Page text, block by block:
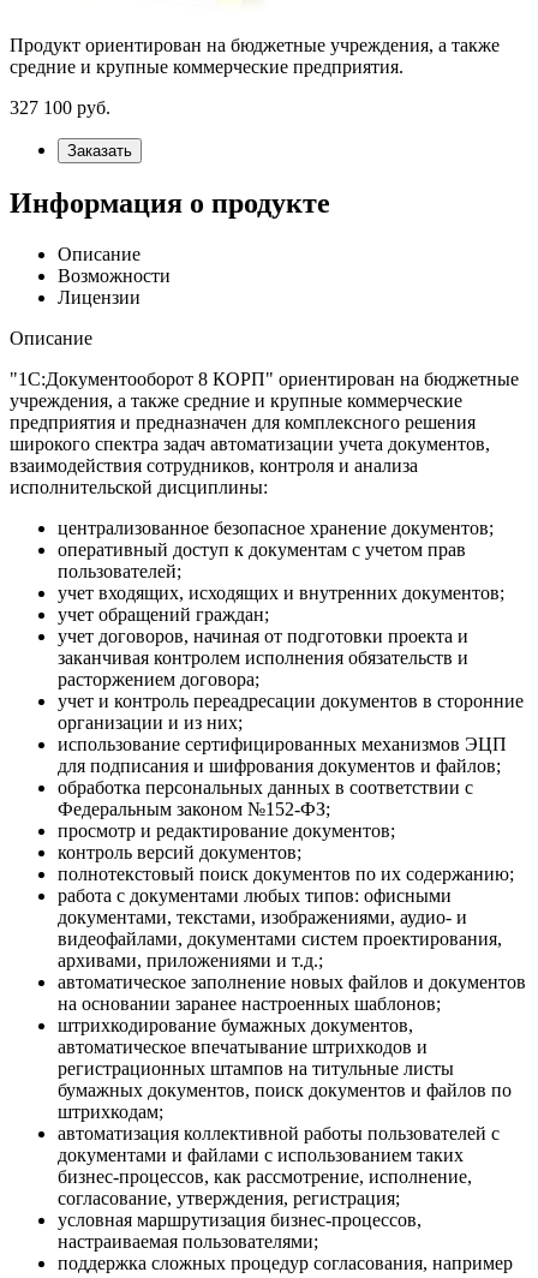
Продукт ориентирован на бюджетные учреждения, а также
средние и крупные коммерческие предприятия.
327 100 руб.
Заказать
Информация о продукте
Описание
Возможности
Лицензии
Описание
"1С:Документооборот 8 КОРП" ориентирован на бюджетные
учреждения, а также средние и крупные коммерческие
предприятия и предназначен для комплексного решения
широкого спектра задач автоматизации учета документов,
взаимодействия сотрудников, контроля и анализа
исполнительской дисциплины:
централизованное безопасное хранение документов;
оперативный доступ к документам с учетом прав
пользователей;
учет входящих, исходящих и внутренних документов;
учет обращений граждан;
учет договоров, начиная от подготовки проекта и
заканчивая контролем исполнения обязательств и
расторжением договора;
учет и контроль переадресации документов в сторонние
организации и из них;
использование сертифицированных механизмов ЭЦП
для подписания и шифрования документов и файлов;
обработка персональных данных в соответствии с
Федеральным законом №152-ФЗ;
просмотр и редактирование документов;
контроль версий документов;
полнотекстовый поиск документов по их содержанию;
работа с документами любых типов: офисными
документами, текстами, изображениями, аудио- и
видеофайлами, документами систем проектирования,
архивами, приложениями и т.д.;
автоматическое заполнение новых файлов и документов
на основании заранее настроенных шаблонов;
штрихкодирование бумажных документов,
автоматическое впечатывание штрихкодов и
регистрационных штампов на титульные листы
бумажных документов, поиск документов и файлов по
штрихкодам;
автоматизация коллективной работы пользователей с
документами и файлами с использованием таких
бизнес-процессов, как рассмотрение, исполнение,
согласование, утверждения, регистрация;
условная маршрутизация бизнес-процессов,
настраиваемая пользователями;
поддержка сложных процедур согласования, например